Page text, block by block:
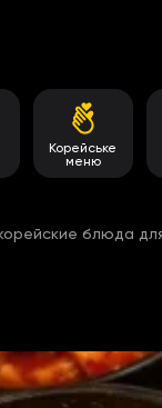
Корейське
меню
блюда